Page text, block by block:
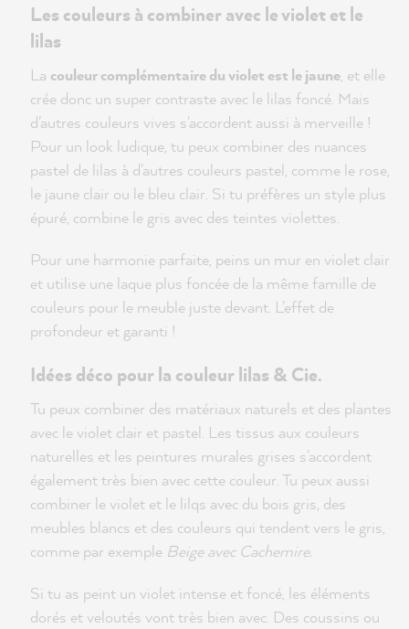
Les couleurs à combiner avec le violet et le
lilas
La couleur complémentaire du violet est le jaune, et elle
crée donc un super contraste avec le lilas foncé. Mais
d'autres couleurs vives s'accordent aussi à merveille !
Pour un look ludique, tu peux combiner des nuances
pastel de lilas à d'autres couleurs pastel, comme le rose,
le jaune clair ou le bleu clair. Si tu préfères un style plus
épuré, combine le gris avec des teintes violettes.
Pour une harmonie parfaite, peins un mur en violet clair
et utilise une laque plus foncée de la même famille de
couleurs pour le meuble juste devant. L'effet de
profondeur et garanti !
Idées déco pour la couleur lilas & Cie.
Tu peux combiner des matériaux naturels et des plantes
avec le violet clair et pastel. Les tissus aux couleurs
naturelles et les peintures murales grises s'accordent
également très bien avec cette couleur. Tu peux aussi
combiner le violet et le lilqs avec du bois gris, des
meubles blancs et des couleurs qui tendent vers le gris,
comme par exemple Beige avec Cachemire.
Si tu as peint un violet intense et foncé, les éléments
dorés et veloutés vont très bien avec. Des coussins ou